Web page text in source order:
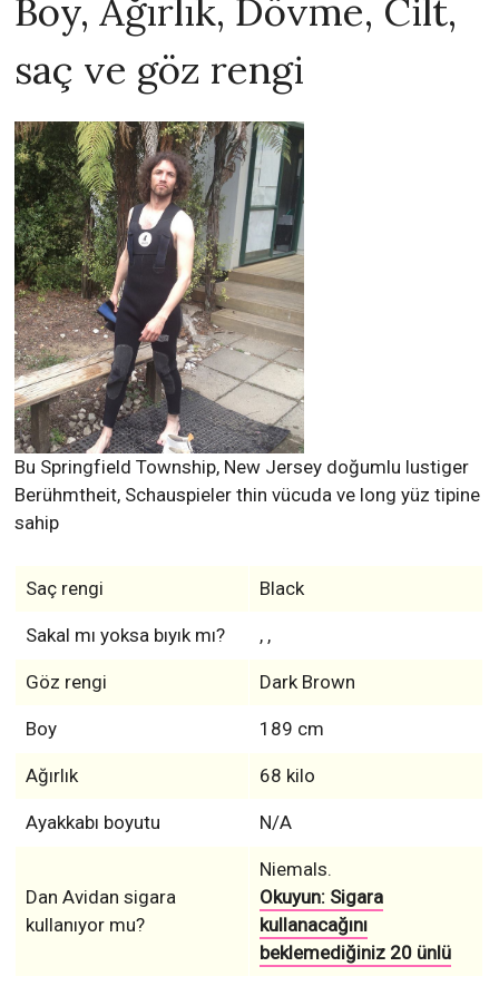
Boy, Ağırlık, Dövme, Cilt,
saç ve göz rengi
Bu Springfield Township, New Jersey doğumlu lustiger
Berühmtheit, Schauspieler thin vücuda ve long yüz tipine
sahip
Saç rengi Black
Sakal mı yoksa bıyık mı? , ,
Göz rengi Dark Brown
Boy 189 cm
Ağırlık 68 kilo
Ayakkabı boyutu N/A
Dan Avidan sigara
kullanıyor mu?
Niemals.
Okuyun: Sigara
kullanacağını
beklemediğiniz 20 ünlü